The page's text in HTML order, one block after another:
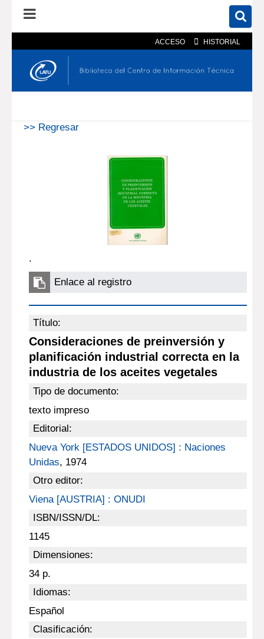
ACCESO HISTORIAL
En el catálogo En el sitio
>> Regresar
.
Enlace al registro
Título:
Consideraciones de preinversión y
planificación industrial correcta en la
industria de los aceites vegetales
Tipo de documento:
texto impreso
Editorial:
Nueva York [ESTADOS UNIDOS] : Naciones
Unidas, 1974
Otro editor:
Viena [AUSTRIA] : ONUDI
ISBN/ISSN/DL:
1145
Dimensiones:
34 p.
Idiomas:
Español
Clasificación: